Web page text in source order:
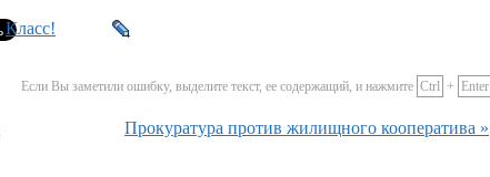
Класс!
Если Вы заметили ошибку, выделите текст, ее содержащий, и нажмите Ctrl + Enter
Прокуратура против жилищного кооператива »